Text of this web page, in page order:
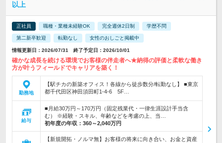
以上
正社員 職種・業種未経験OK 完全週休2日制 学歴不問
第二新卒歓迎 転勤なし 女性のおしごと掲載中
情報更新日：2026/07/31 終了予定日：2026/10/01
確かな成長を続ける環境でお客様の伴走者へ★納得の評価と柔軟な働き
方が叶うフィールドでキャリアを築く！
勤務地
【駅チカの新築オフィス！各線から徒歩数分/転勤なし】 ■東京
都千代田区神田須田町1-4-6 5F…
給与
■月給30万円～170万円（固定残業代・一律生涯設計手当含
む） ※経験・スキル、年齢などを考慮の上、当…
初年度の年収： 360～2,040万円
【新規開拓・ノルマ無】お客様の将来に向き合い、お金と資産